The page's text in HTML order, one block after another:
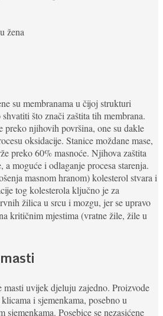
žena
su membranama u čijoj strukturi
što znači zaštita tih membrana.
njihovih površina, one su dakle
oksidacije. Stanice moždane mase,
preko 60% masnoće. Njihova zaštita
a moguće i odlaganje procesa starenja.
masnom hranom) kolesterol stvara i
tog kolesterola ključno je za
žilica u srcu i mozgu, jer se upravo
kritičnim mjestima (vratne žile, žile u
uvijek djeluju zajedno. Proizvode
i sjemenkama, posebno u
Posebice se nezasićene